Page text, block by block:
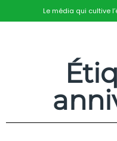
Le média qui cultive